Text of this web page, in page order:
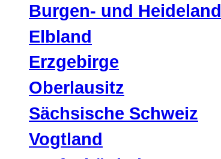
Burgen- und Heideland
Elbland
Erzgebirge
Oberlausitz
Sächsische Schweiz
Vogtland